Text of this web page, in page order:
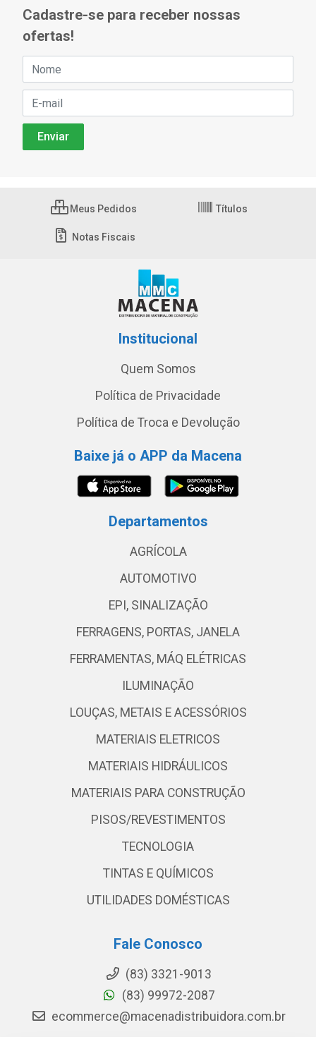
Cadastre-se para receber nossas
ofertas!
Meus Pedidos Títulos
Notas Fiscais
Institucional
Quem Somos
Política de Privacidade
Política de Troca e Devolução
Baixe já o APP da Macena
Departamentos
AGRÍCOLA
AUTOMOTIVO
EPI, SINALIZAÇÃO
FERRAGENS, PORTAS, JANELA
FERRAMENTAS, MÁQ ELÉTRICAS
ILUMINAÇÃO
LOUÇAS, METAIS E ACESSÓRIOS
MATERIAIS ELETRICOS
MATERIAIS HIDRÁULICOS
MATERIAIS PARA CONSTRUÇÃO
PISOS/REVESTIMENTOS
TECNOLOGIA
TINTAS E QUÍMICOS
UTILIDADES DOMÉSTICAS
Fale Conosco
(83) 3321-9013
(83) 99972-2087
ecommerce@macenadistribuidora.com.br